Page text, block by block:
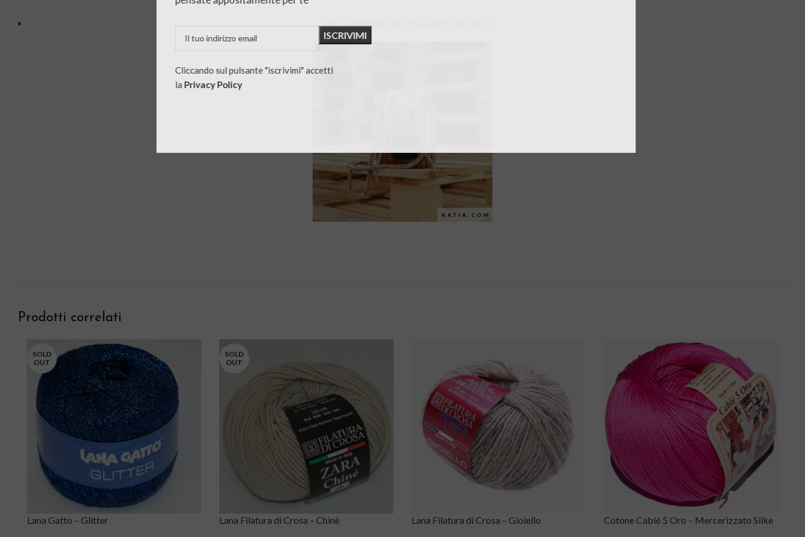
Cliccando sul pulsante "iscrivimi" accetti
laPrivacy Policy
Prodotti correlati
SOLD
OUT
Lana Gatto – Glitter
SOLD
OUT
Lana Filatura di Crosa – Chinè Lana Filatura di Crosa – Gioiello Cotone Cablé 5 Oro – Mercerizzato Silke